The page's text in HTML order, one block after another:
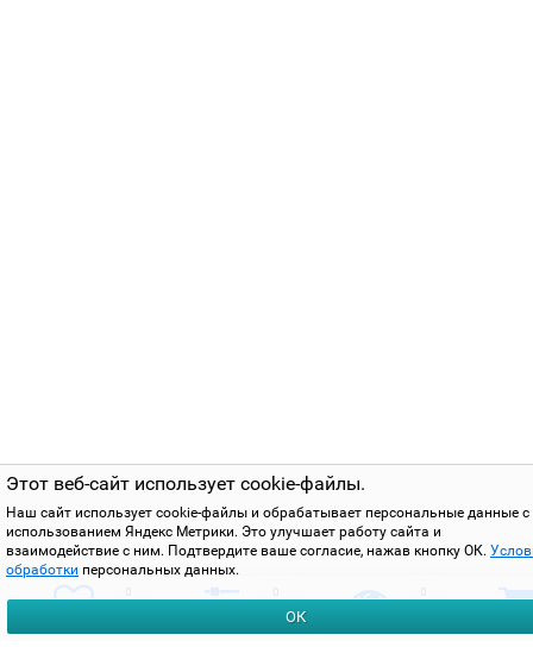
Этот веб-сайт использует cookie-файлы.
Наш сайт использует cookie-файлы и обрабатывает персональные данные с
использованием Яндекс Метрики. Это улучшает работу сайта и
взаимодействие с ним. Подтвердите ваше согласие, нажав кнопку ОК.
обработки персональных данных.
ОК